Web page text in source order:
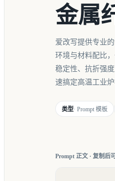
金属
爱改写提供专业
环境与材料配比
稳定性、抗折强
速搞定高温工业
类型· Prompt 模板
Prompt 正文 · 复制后